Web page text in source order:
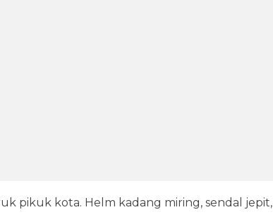
pikuk kota. Helm kadang miring, sendal jepit,